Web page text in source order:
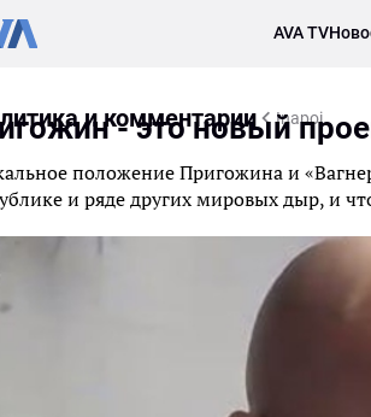
AVA TV
и комментарии Inapoi
- это новый
положение Пригожина и
и ряде других мировых дыр, и